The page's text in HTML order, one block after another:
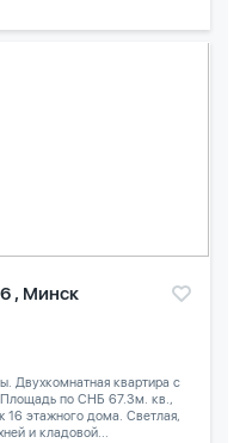
, Минск
Двухкомнатная квартира с
Площадь по СНБ 67.3м. кв.,
16 этажного дома. Светлая,
и кладовой...